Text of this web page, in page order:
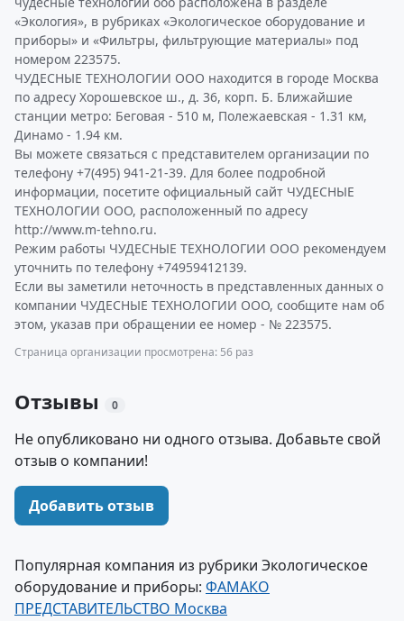
«Экология», в рубриках «Экологическое оборудование и
приборы» и «Фильтры, фильтрующие материалы» под
номером 223575.
ЧУДЕСНЫЕ ТЕХНОЛОГИИ ООО находится в городе Москва
по адресу Хорошевское ш., д. 36, корп. Б. Ближайшие
станции метро: Беговая - 510 м, Полежаевская - 1.31 км,
Динамо - 1.94 км.
Вы можете связаться с представителем организации по
телефону +7(495) 941-21-39. Для более подробной
информации, посетите официальный сайт ЧУДЕСНЫЕ
ТЕХНОЛОГИИ ООО, расположенный по адресу
http://www.m-tehno.ru.
Режим работы ЧУДЕСНЫЕ ТЕХНОЛОГИИ ООО рекомендуем
уточнить по телефону +74959412139.
Если вы заметили неточность в представленных данных о
компании ЧУДЕСНЫЕ ТЕХНОЛОГИИ ООО, сообщите нам об
этом, указав при обращении ее номер - № 223575.
Страница организации просмотрена: 56 раз
Отзывы 0
Не опубликовано ни одного отзыва. Добавьте свой
отзыв о компании!
Добавить отзыв
Популярная компания из рубрики Экологическое
оборудование и приборы: ФАМАКО
ПРЕДСТАВИТЕЛЬСТВО Москва